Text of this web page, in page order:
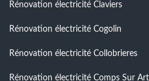
Rénovation électricité Claviers
Rénovation électricité Cogolin
Rénovation électricité Collobrieres
Rénovation électricité Comps Sur